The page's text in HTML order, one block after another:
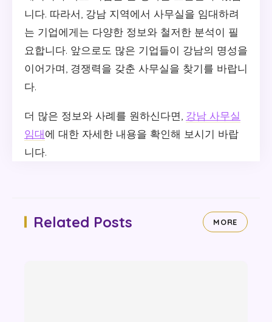
니다. 따라서, 강남 지역에서 사무실을 임대하려
는 기업에게는 다양한 정보와 철저한 분석이 필
요합니다. 앞으로도 많은 기업들이 강남의 명성을
이어가며, 경쟁력을 갖춘 사무실을 찾기를 바랍니
다.
더 많은 정보와 사례를 원하신다면, 강남 사무실
임대에 대한 자세한 내용을 확인해 보시기 바랍
니다.
Related Posts MORE